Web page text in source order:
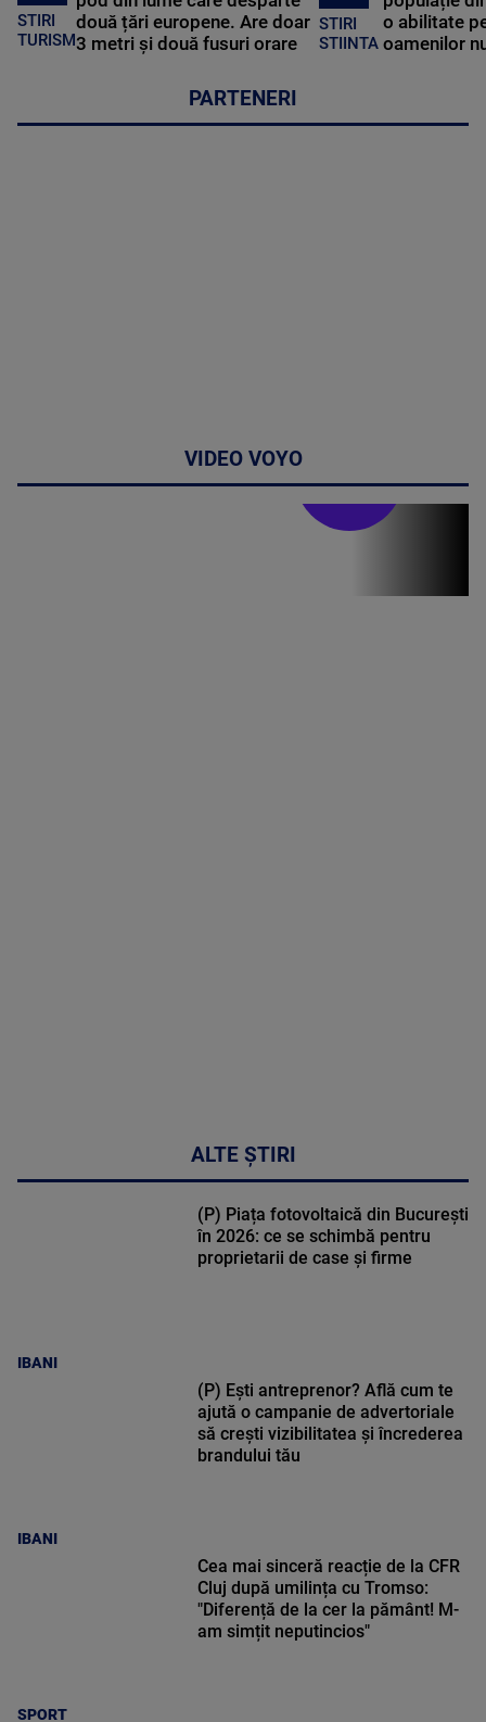
STIRI
TURISM
două țări europene. Are doar
3 metri și două fusuri orare
STIRI
STIINTA
o abilitate
oamenilor
PARTENERI
VIDEO VOYO
ALTE ȘTIRI
IBANI
(P) Piața fotovoltaică din București
în 2026: ce se schimbă pentru
proprietarii de case și firme
IBANI
(P) Ești antreprenor? Află cum te
ajută o campanie de advertoriale
să crești vizibilitatea și încrederea
brandului tău
SPORT
Cea mai sinceră reacție de la CFR
Cluj după umilința cu Tromso:
"Diferență de la cer la pământ! M-
am simțit neputincios"